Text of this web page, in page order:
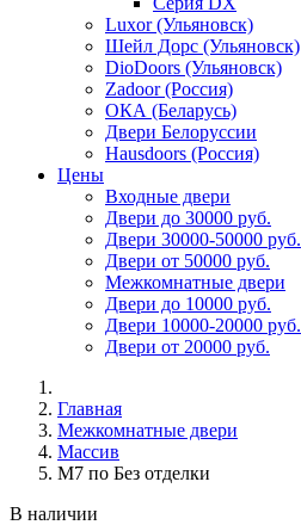
Luxor (Ульяновск)
Шейл Дорс (Ульяновск)
DioDoors (Ульяновск)
Zadoor (Россия)
ОКА (Беларусь)
Двери Белоруссии
Hausdoors (Россия)
Цены
Входные двери
Двери до 30000 руб.
Двери 30000-50000 руб.
Двери от 50000 руб.
Межкомнатные двери
Двери до 10000 руб.
Двери 10000-20000 руб.
Двери от 20000 руб.
Главная
Межкомнатные двери
Массив
М7 по Без отделки
В наличии